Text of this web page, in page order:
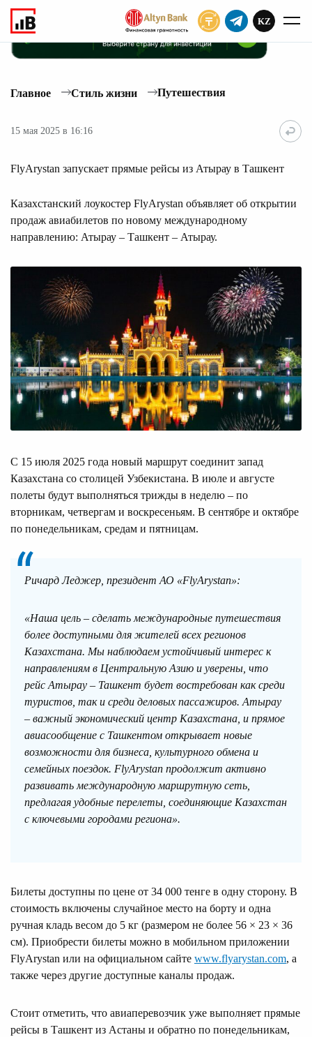
KZ
Главное Стиль жизни Путешествия
15 мая 2025 в 16:16
FlyArystan запускает прямые рейсы из Атырау в Ташкент
Казахстанский лоукостер FlyArystan объявляет об открытии
продаж авиабилетов по новому международному
направлению: Атырау – Ташкент – Атырау.
С 15 июля 2025 года новый маршрут соединит запад
Казахстана со столицей Узбекистана. В июле и августе
полеты будут выполняться трижды в неделю – по
вторникам, четвергам и воскресеньям. В сентябре и октябре
по понедельникам, средам и пятницам.
Ричард Леджер, президент АО «FlyArystan»:
«Наша цель – сделать международные путешествия
более доступными для жителей всех регионов
Казахстана. Мы наблюдаем устойчивый интерес к
направлениям в Центральную Азию и уверены, что
рейс Атырау – Ташкент будет востребован как среди
туристов, так и среди деловых пассажиров. Атырау
– важный экономический центр Казахстана, и прямое
авиасообщение с Ташкентом открывает новые
возможности для бизнеса, культурного обмена и
семейных поездок. FlyArystan продолжит активно
развивать международную маршрутную сеть,
предлагая удобные перелеты, соединяющие Казахстан
с ключевыми городами региона».
Билеты доступны по цене от 34 000 тенге в одну сторону. В
стоимость включены случайное место на борту и одна
ручная кладь весом до 5 кг (размером не более 56 × 23 × 36
см). Приобрести билеты можно в мобильном приложении
FlyArystan или на официальном сайте www.flyarystan.com, а
также через другие доступные каналы продаж.
Стоит отметить, что авиаперевозчик уже выполняет прямые
рейсы в Ташкент из Астаны и обратно по понедельникам,